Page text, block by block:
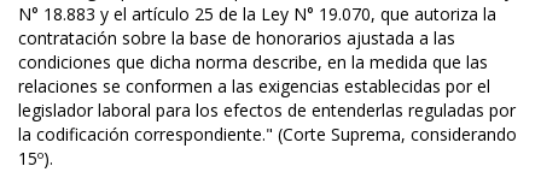
N° 18.883 y el artículo 25 de la Ley N° 19.070, que autoriza la
contratación sobre la base de honorarios ajustada a las
condiciones que dicha norma describe, en la medida que las
relaciones se conformen a las exigencias establecidas por el
legislador laboral para los efectos de entenderlas reguladas por
la codificación correspondiente." (Corte Suprema, considerando
15º).